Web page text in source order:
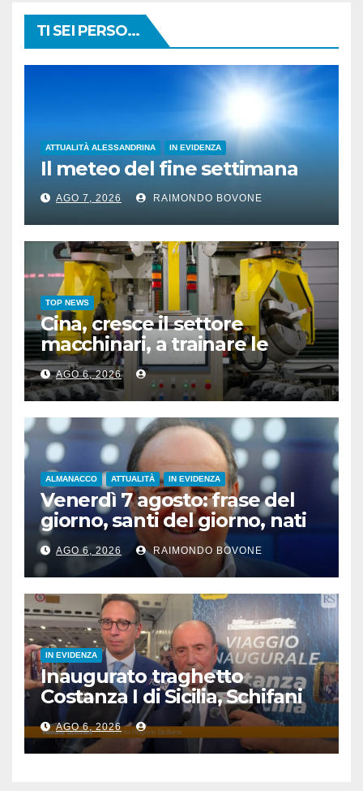
TI SEI PERSO...
ATTUALITÀ ALESSANDRINA IN EVIDENZA
Il meteo del fine settimana
AGO 7, 2026 RAIMONDO BOVONE
TOP NEWS
Cina, cresce il settore
macchinari, a trainare le
“attrezzature intelligenti”
AGO 6, 2026
ALMANACCO ATTUALITÀ IN EVIDENZA
Venerdì 7 agosto: frase del
giorno, santi del giorno, nati
famosi, accadde oggi
AGO 6, 2026 RAIMONDO BOVONE
IN EVIDENZA
Inaugurato traghetto
Costanza I di Sicilia, Schifani
“Mantenuto impegni presi”
AGO 6, 2026